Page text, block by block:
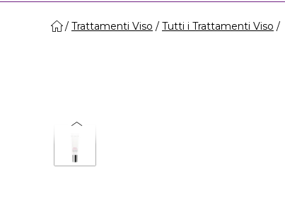
Trattamenti Viso Tutti i Trattamenti Viso